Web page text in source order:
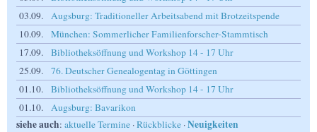
03.09.
Augsburg: Traditioneller Arbeitsabend mit Brotzeitspende
10.09.
München: Sommerlicher Familienforscher-Stammtisch
17.09.
Bibliotheksöffnung und Workshop 14 - 17 Uhr
25.09.
76. Deutscher Genealogentag in Göttingen
01.10.
Bibliotheksöffnung und Workshop 14 - 17 Uhr
01.10.
Augsburg: Bavarikon
siehe auch: aktuelle Termine ·Rückblicke ·Neuigkeiten